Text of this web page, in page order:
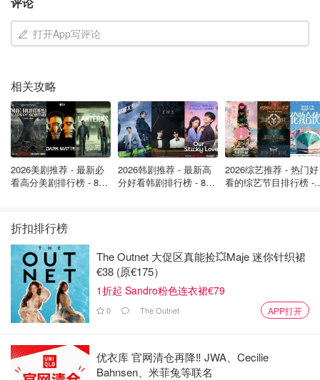
脆哨
脆哨算是典型的“地方小吃被全国吃火”的代表，一开始是西
南地区火锅、粉面里的灵魂配角，后来被零食化之后直接出
打开App写评论
相关攻略
2026美剧推荐 - 最新必
看高分美剧排行榜 - 8月
2026韩剧推荐 - 最新高
分好看韩剧排行榜 - 8月
2026综艺推荐 - 热门好
看的综艺节目排行榜 -
折扣排行榜
The Outnet 大促区真能捡💥Maje 迷你针织裙
€38 (原€175）
1折起 Sandro粉色连衣裙€79
0 The Outnet APP打开
优衣库 官网清仓再降‼️ JWA、Cecilie
Bahnsen、米菲兔等联名